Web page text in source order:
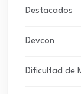
Destacados
Devcon
Dificultad de